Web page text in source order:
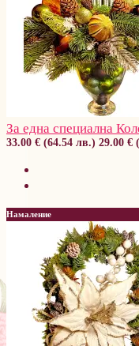
За една специална
33.00 € (64.54 лв.) 29.00 €
Намаление